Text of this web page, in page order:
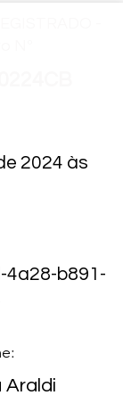
2024 às
b891-
Araldi